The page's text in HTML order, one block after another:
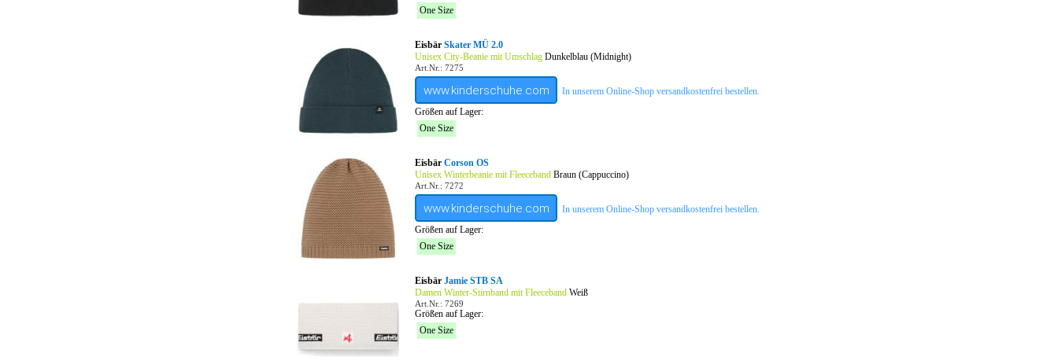
One Size
Eisbär Skater MÜ 2.0
Unisex City-Beanie mit Umschlag Dunkelblau (Midnight)
Art.Nr.: 7275
www.kinderschuhe.com
In unserem Online-Shop versandkostenfrei bestellen.
Größen auf Lager:
One Size
Eisbär Corson OS
Unisex Winterbeanie mit Fleeceband Braun (Cappuccino)
Art.Nr.: 7272
www.kinderschuhe.com
In unserem Online-Shop versandkostenfrei bestellen.
Größen auf Lager:
One Size
Eisbär Jamie STB SA
Damen Winter-Stirnband mit Fleeceband Weiß
Art.Nr.: 7269
Größen auf Lager:
One Size